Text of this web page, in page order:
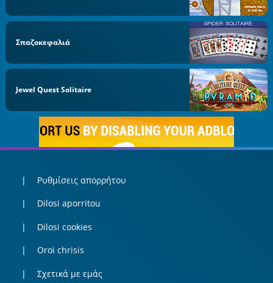
Σπαζοκεφαλιά
Jewel Quest Solitaire
Ρυθμίσεις απορρήτου
Dilosi aporritou
Dilosi cookies
Oroi chrisis
Σχετικά με εμάς